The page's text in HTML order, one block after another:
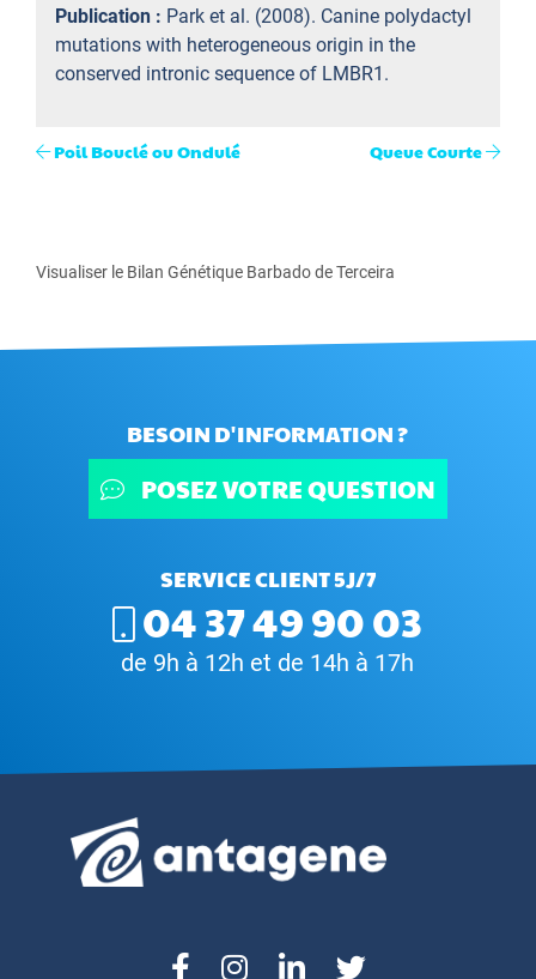
Publication : Park et al. (2008). Canine polydactyl
mutations with heterogeneous origin in the
conserved intronic sequence of LMBR1.
Poil Bouclé ou Ondulé Queue Courte
Visualiser le Bilan Génétique Barbado de Terceira
BESOIN D'INFORMATION ?
POSEZ VOTRE QUESTION
SERVICE CLIENT 5J/7
04 37 49 90 03
de 9h à 12h et de 14h à 17h